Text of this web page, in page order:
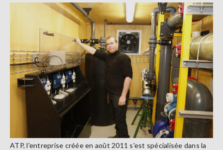
ATP, l'entreprise créée en août 2011 s'est spécialisée dans la